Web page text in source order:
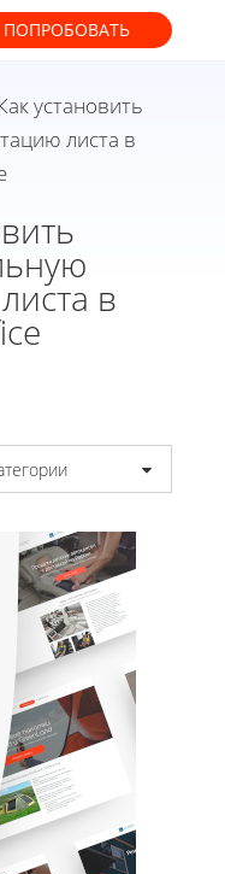
ПОПРОБОВАТЬ
установить
листа в
в